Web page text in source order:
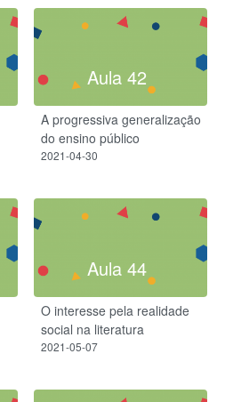
Aula 42
A progressiva generalização
do ensino público
2021-04-30
Aula 44
O interesse pela realidade
social na literatura
2021-05-07